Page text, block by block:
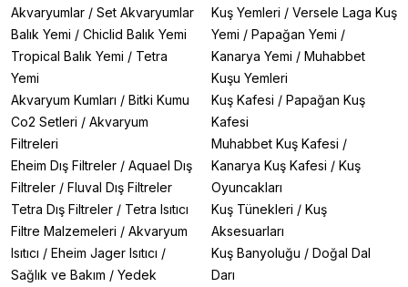
destekleyen mikro ve makro besin çözümleriyle
Masterline, aquascaping tutkunlarının vazgeçilmez
tercihleri arasındadır. All In One serileriyle kapsamlı
bakım sunarken; Masterline Carbo, Iron , Nitrate,
Phosphate
Crystal Clear
ürünleriyle hem yosun sorunlarını giderir hem de suyu
berrak ve sağlıklı tutar. 250 ml’den 500 ml’ye kadar
farklı boyutlarıyla sunulan sıvı gübre ve su düzenleyici
seçenekleriyle her ölçekteki akvaryuma uygundur.
Ayrıca,kapsül gübre seçenekleriylekök gelişimini
destekleyerek bitkilerde güçlü bir büyüme sağlar.
Masterline ürünleri, hem yeni başlayanlar hem de
profesyoneller için etkili, güvenilir ve kaliteli bir bakım
sağlar.
Akvaryumlar / Set Akvaryumlar
Balık Yemi / Chiclid Balık Yemi
Tropical Balık Yemi / Tetra
Yemi
Akvaryum Kumları / Bitki Kumu
Co2 Setleri / Akvaryum
Filtreleri
Eheim Dış Filtreler / Aquael Dış
Filtreler / Fluval Dış Filtreler
Tetra Dış Filtreler / Tetra Isıtıcı
Filtre Malzemeleri / Akvaryum
Isıtıcı / Eheim Jager Isıtıcı /
Sağlık ve Bakım / Yedek
Kuş Yemleri / Versele Laga Kuş
Yemi / Papağan Yemi /
Kanarya Yemi / Muhabbet
Kuşu Yemleri
Kuş Kafesi / Papağan Kuş
Kafesi
Muhabbet Kuş Kafesi /
Kanarya Kuş Kafesi / Kuş
Oyuncakları
Kuş Tünekleri / Kuş
Aksesuarları
Kuş Banyoluğu / Doğal Dal
Darı